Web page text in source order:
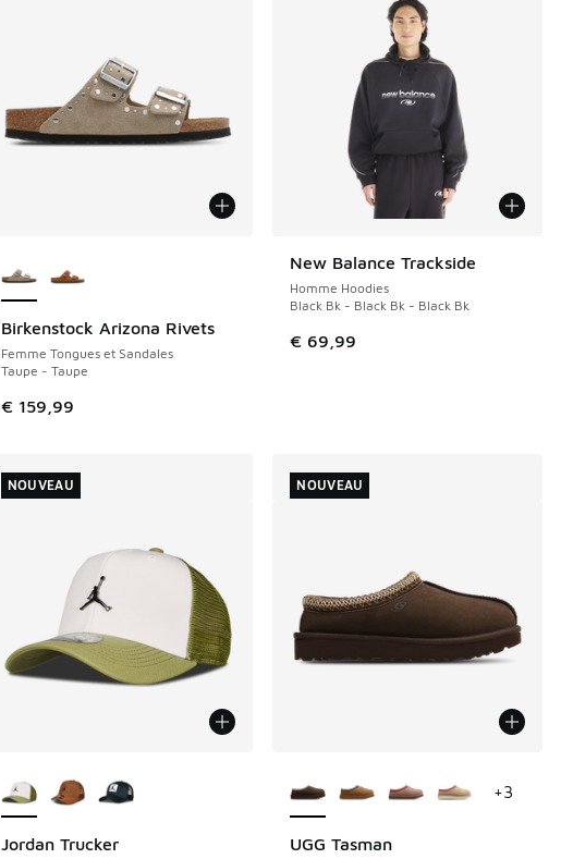
Birkenstock Arizona Rivets
Femme Tongues et Sandales
Taupe - Taupe
€ 159,99
NOUVEAU
New Balance Trackside
Homme Hoodies
Black Bk - Black Bk - Black Bk
€ 69,99
NOUVEAU
Jordan Trucker
NOUVEAU
NOUVEAU
UGG Tasman
NOUVEAU
+3
NOUVEAU